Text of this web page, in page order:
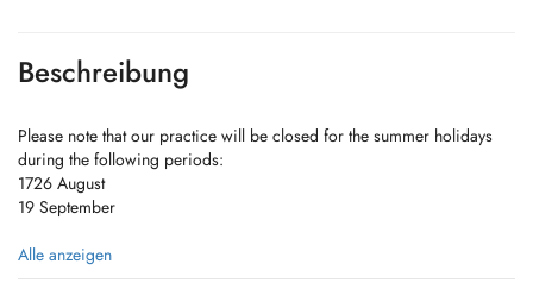
Beschreibung
Please note that our practice will be closed for the summer holidays
during the following periods:
1726 August
19 September
Chers Patients,
Alle anzeigen